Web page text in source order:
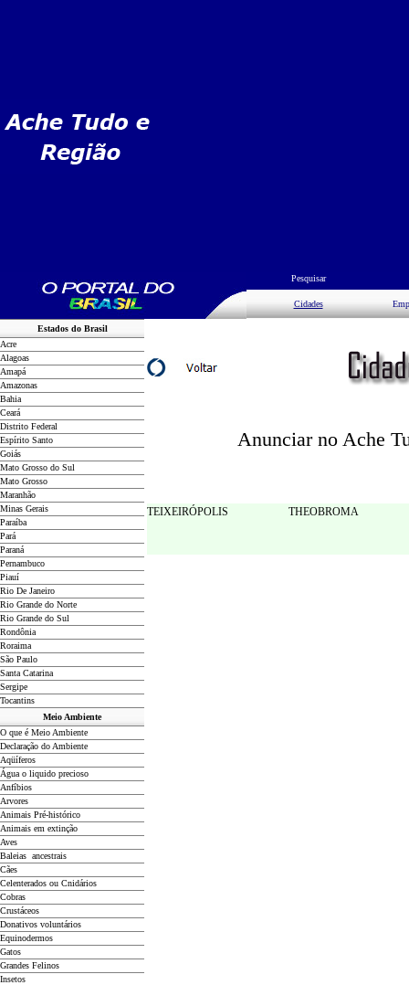
Pesquisar
Cidades
Estados do Brasil
Acre
Alagoas
Amapá
Amazonas
Bahia
Ceará
Distrito Federal
Espírito Santo
Goiás
Mato Grosso do Sul
Mato Grosso
Maranhão
Minas Gerais
Paraíba
Pará
Paraná
Pernambuco
Piauí
Rio De Janeiro
Rio Grande do Norte
Rio Grande do Sul
Rondônia
Roraima
São Paulo
Santa Catarina
Sergipe
Tocantins
Meio Ambiente
O que é Meio Ambiente
Declaração do Ambiente
Aqüíferos
Água o liquido precioso
Anfíbios
Arvores
Animais Pré-histórico
Animais em extinção
Aves
Baleias ancestrais
Cães
Celenterados ou Cnidários
Cobras
Crustáceos
Donativos voluntários
Equinodermos
Gatos
Grandes Felinos
Insetos
Anunciar no Ache
TEIXEIRÓPOLIS THEOBROMA